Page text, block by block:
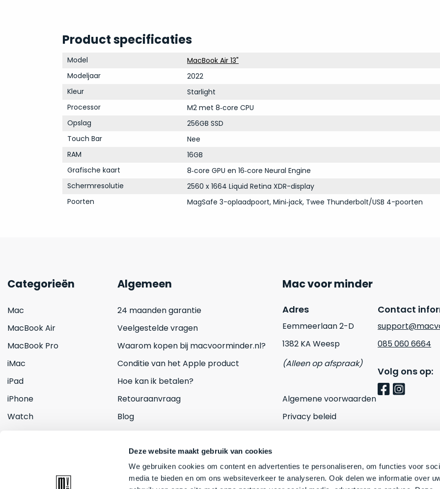
Deze website maakt gebruik van cookies
We gebruiken cookies om content en advertenties te personaliseren, om functies voor
media te bieden en om ons websiteverkeer te analyseren. Ook delen we informatie over
Product specificaties
Model
MacBook Air 13"
Modeljaar
2022
Kleur
Starlight
Processor
M2 met 8‑core CPU
Opslag
256GB SSD
Touch Bar
Nee
RAM
16GB
Grafische kaart
8‑core GPU en 16‑core Neural Engine
Schermresolutie
2560 x 1664 Liquid Retina XDR-display
Poorten
MagSafe 3-oplaadpoort, Mini‑jack, Twee Thunderbolt/USB 4-poorten
Categorieën
Mac
MacBook Air
MacBook Pro
iMac
iPad
iPhone
Watch
Algemeen
24 maanden garantie
Veelgestelde vragen
Waarom kopen bij macvoorminder.nl?
Conditie van het Apple product
Hoe kan ik betalen?
Retouraanvraag
Blog
Mac voor minder
Adres
Eemmeerlaan 2-D
1382 KA Weesp
(Alleen op afspraak)
Algemene voorwaarden
Privacy beleid
Contact
085 060 6664
Volg ons op: